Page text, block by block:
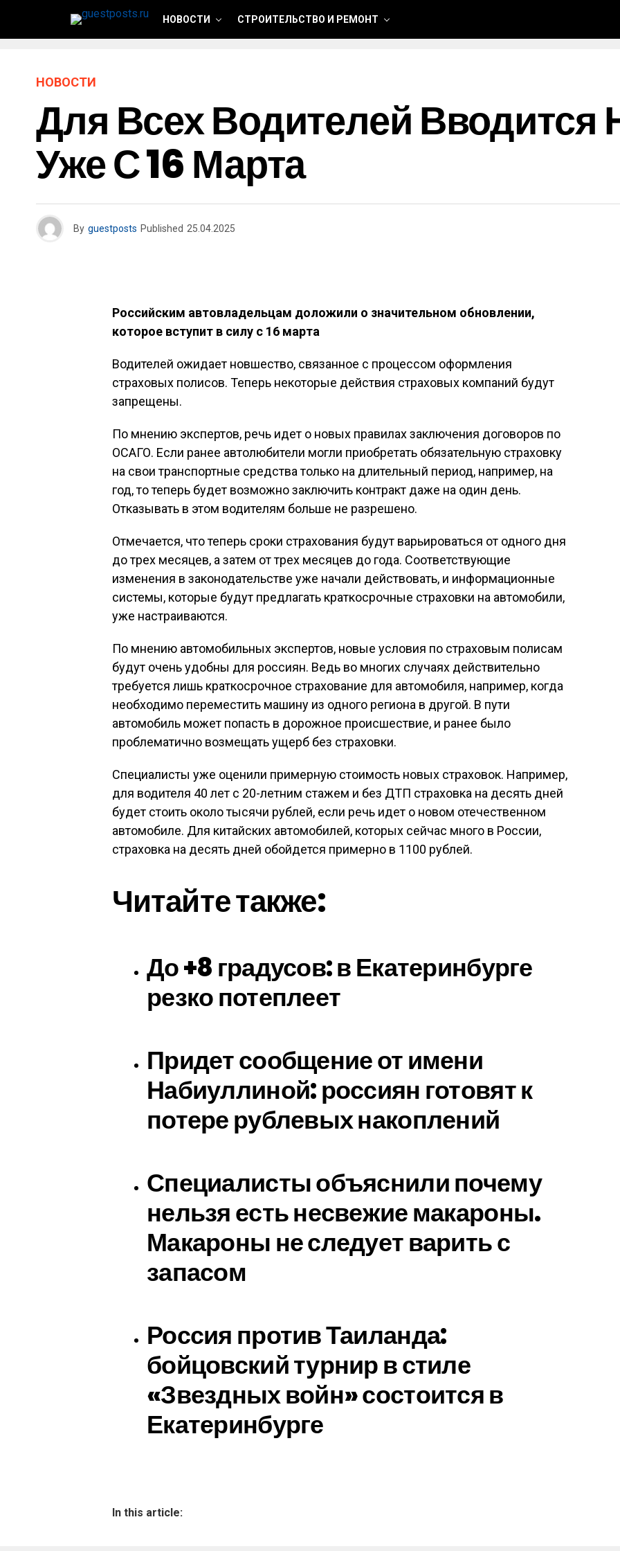
НОВОСТИ СТРОИТЕЛЬСТВО И РЕМОНТ
НОВОСТИ
Для Всех Водителей Вводится
Уже С 16 Марта
By guestposts Published 25.04.2025
Российским автовладельцам доложили о значительном обновлении,
которое вступит в силу с 16 марта
Водителей ожидает новшество, связанное с процессом оформления
страховых полисов. Теперь некоторые действия страховых компаний будут
запрещены.
По мнению экспертов, речь идет о новых правилах заключения договоров по
ОСАГО. Если ранее автолюбители могли приобретать обязательную страховку
на свои транспортные средства только на длительный период, например, на
год, то теперь будет возможно заключить контракт даже на один день.
Отказывать в этом водителям больше не разрешено.
Отмечается, что теперь сроки страхования будут варьироваться от одного дня
до трех месяцев, а затем от трех месяцев до года. Соответствующие
изменения в законодательстве уже начали действовать, и информационные
системы, которые будут предлагать краткосрочные страховки на автомобили,
уже настраиваются.
По мнению автомобильных экспертов, новые условия по страховым полисам
будут очень удобны для россиян. Ведь во многих случаях действительно
требуется лишь краткосрочное страхование для автомобиля, например, когда
необходимо переместить машину из одного региона в другой. В пути
автомобиль может попасть в дорожное происшествие, и ранее было
проблематично возмещать ущерб без страховки.
Специалисты уже оценили примерную стоимость новых страховок. Например,
для водителя 40 лет с 20-летним стажем и без ДТП страховка на десять дней
будет стоить около тысячи рублей, если речь идет о новом отечественном
автомобиле. Для китайских автомобилей, которых сейчас много в России,
страховка на десять дней обойдется примерно в 1100 рублей.
Читайте также:
До +8 градусов: в Екатеринбурге
резко потеплеет
Придет сообщение от имени
Набиуллиной: россиян готовят к
потере рублевых накоплений
Специалисты объяснили почему
нельзя есть несвежие макароны.
Макароны не следует варить с
запасом
Россия против Таиланда:
бойцовский турнир в стиле
«Звездных войн» состоится в
Екатеринбурге
In this article: